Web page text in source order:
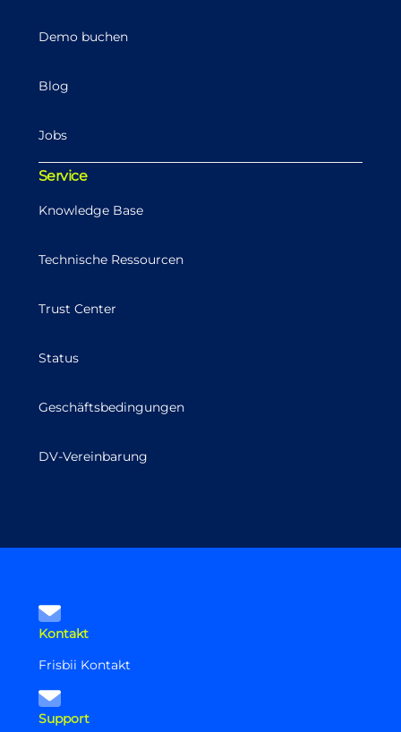
Demo buchen
Blog
Jobs
Service
Knowledge Base
Technische Ressourcen
Trust Center
Status
Geschäftsbedingungen
DV-Vereinbarung
Kontakt
Frisbii Kontakt
Support